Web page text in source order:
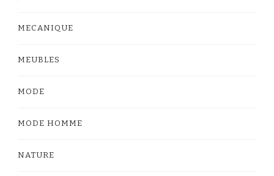
MECANIQUE
MEUBLES
MODE
MODE HOMME
NATURE